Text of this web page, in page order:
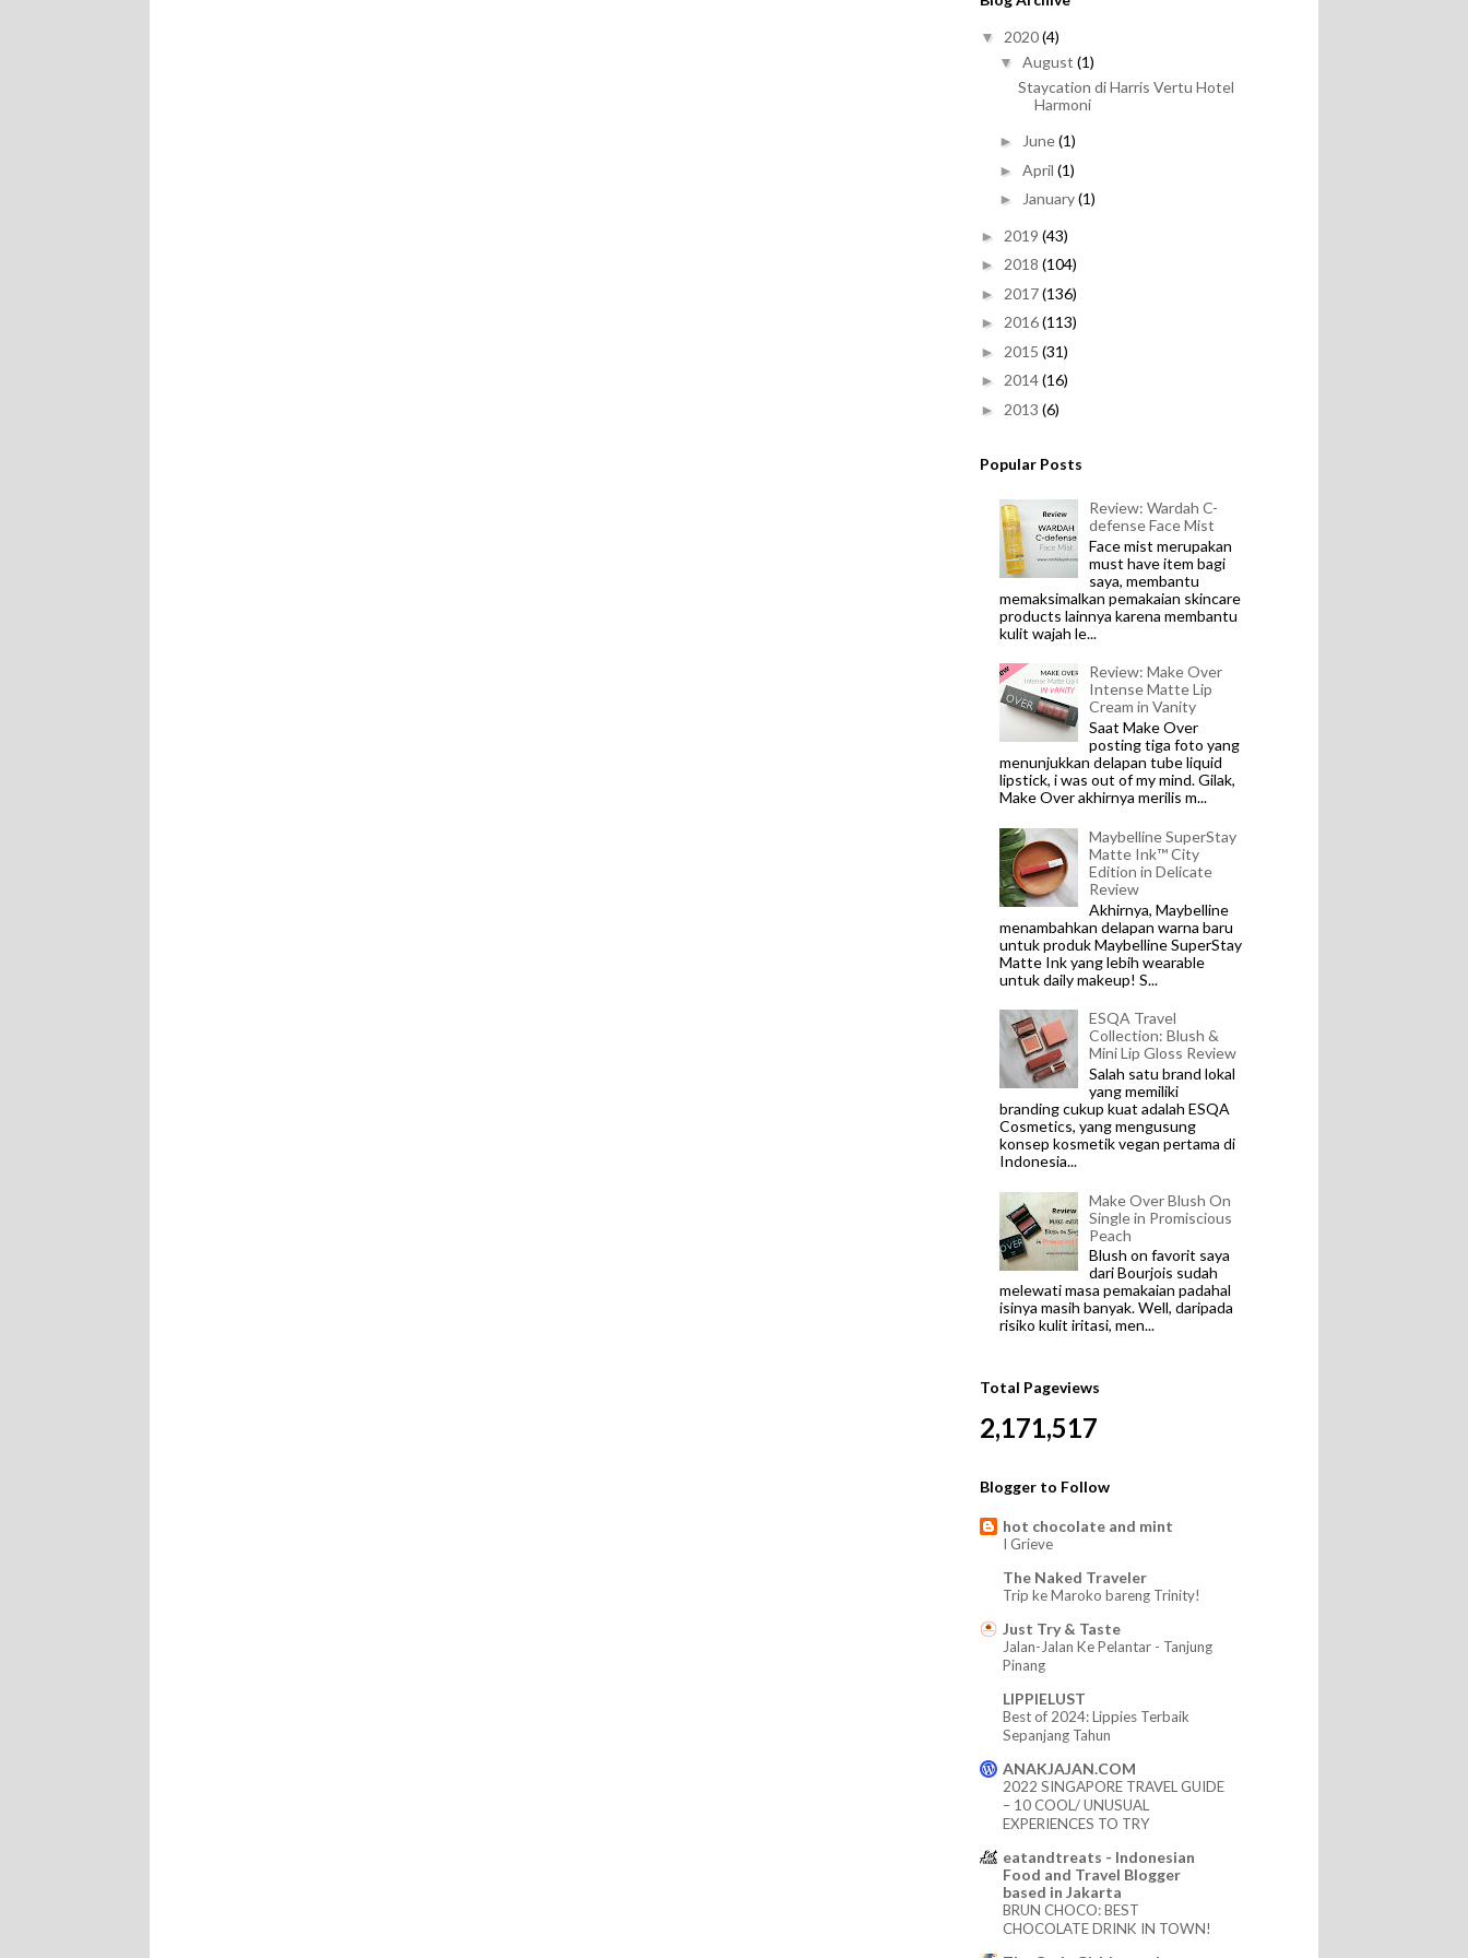
▼ 2020(4)
▼ August (1)
Staycation di Harris Vertu Hotel
Harmoni
► June(1)
► April (1)
► January(1)
► 2019 (43)
► 2018 (104)
► 2017(136)
► 2016(113)
► 2015 (31)
► 2014(16)
► 2013 (6)
Popular Posts
Review: Wardah C-
defense Face Mist
Face mist merupakan
must have item bagi
saya, membantu
memaksimalkan pemakaian skincare
products lainnya karena membantu
kulit wajah le...
Review: Make Over
Intense Matte Lip
Cream in Vanity
Saat Make Over
posting tiga foto yang
menunjukkan delapan tube liquid
lipstick, i was out of my mind. Gilak,
Make Over akhirnya merilis m...
Maybelline SuperStay
Matte Ink™ City
Edition in Delicate
Review
Akhirnya, Maybelline
menambahkan delapan warna baru
untuk produk Maybelline SuperStay
Matte Ink yang lebih wearable
untuk daily makeup! S...
ESQA Travel
Collection: Blush &
Mini Lip Gloss Review
Salah satu brand lokal
yang memiliki
branding cukup kuat adalah ESQA
Cosmetics, yang mengusung
konsep kosmetik vegan pertama di
Indonesia...
Make Over Blush On
Single in Promiscious
Peach
Blush on favorit saya
dari Bourjois sudah
melewati masa pemakaian padahal
isinya masih banyak. Well, daripada
risiko kulit iritasi, men...
Total Pageviews
2,171,517
Blogger to Follow
hot chocolate and mint
I Grieve
The Naked Traveler
Trip ke Maroko bareng Trinity!
Just Try & Taste
Jalan-Jalan Ke Pelantar - Tanjung
Pinang
LIPPIELUST
Best of 2024: Lippies Terbaik
Sepanjang Tahun
ANAKJAJAN.COM
2022 SINGAPORE TRAVEL GUIDE
– 10 COOL/ UNUSUAL
EXPERIENCES TO TRY
eatandtreats - Indonesian
Food and Travel Blogger
based in Jakarta
BRUN CHOCO: BEST
CHOCOLATE DRINK IN TOWN!